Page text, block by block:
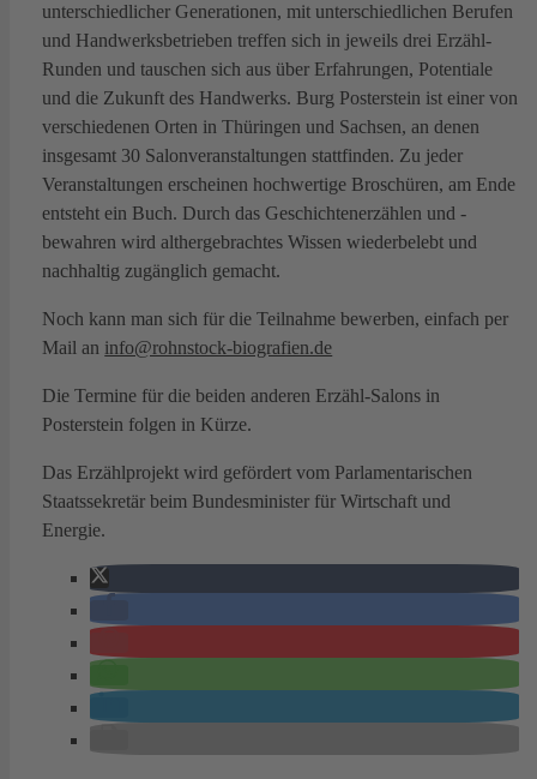
unterschiedlicher Generationen, mit unterschiedlichen Berufen
und Handwerksbetrieben treffen sich in jeweils drei Erzähl-
Runden und tauschen sich aus über Erfahrungen, Potentiale
und die Zukunft des Handwerks. Burg Posterstein ist einer von
verschiedenen Orten in Thüringen und Sachsen, an denen
insgesamt 30 Salonveranstaltungen stattfinden. Zu jeder
Veranstaltungen erscheinen hochwertige Broschüren, am Ende
entsteht ein Buch. Durch das Geschichtenerzählen und -
bewahren wird althergebrachtes Wissen wiederbelebt und
nachhaltig zugänglich gemacht.
Noch kann man sich für die Teilnahme bewerben, einfach per
Mail an info@rohnstock-biografien.de
Die Termine für die beiden anderen Erzähl-Salons in
Posterstein folgen in Kürze.
Das Erzählprojekt wird gefördert vom Parlamentarischen
Staatssekretär beim Bundesminister für Wirtschaft und
Energie.